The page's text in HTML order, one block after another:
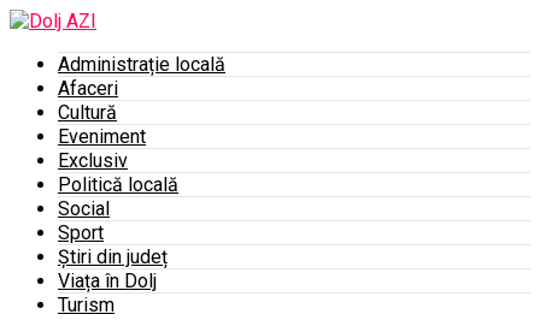
Administrație locală
Afaceri
Cultură
Eveniment
Exclusiv
Politică locală
Social
Sport
Știri din județ
Viața în Dolj
Turism